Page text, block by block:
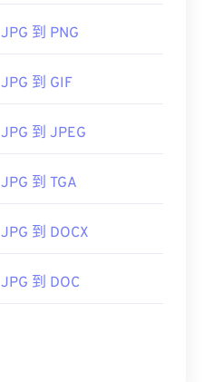
JPG 到 PNG
JPG 到 GIF
JPG 到 JPEG
JPG 到 TGA
JPG 到 DOCX
JPG 到 DOC